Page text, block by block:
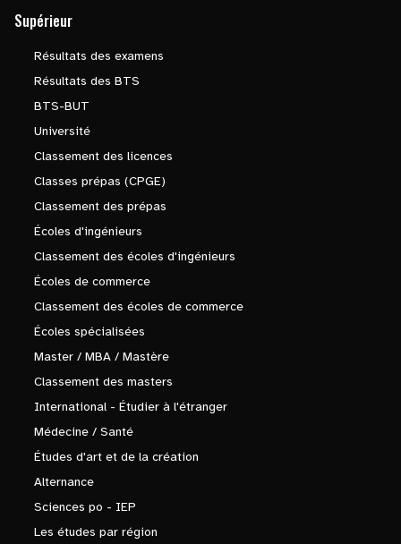
Supérieur
Résultats des examens
Résultats des BTS
BTS-BUT
Université
Classement des licences
Classes prépas (CPGE)
Classement des prépas
Écoles d'ingénieurs
Classement des écoles d'ingénieurs
Écoles de commerce
Classement des écoles de commerce
Écoles spécialisées
Master / MBA / Mastère
Classement des masters
International - Étudier à l'étranger
Médecine / Santé
Études d'art et de la création
Alternance
Sciences po - IEP
Les études par région